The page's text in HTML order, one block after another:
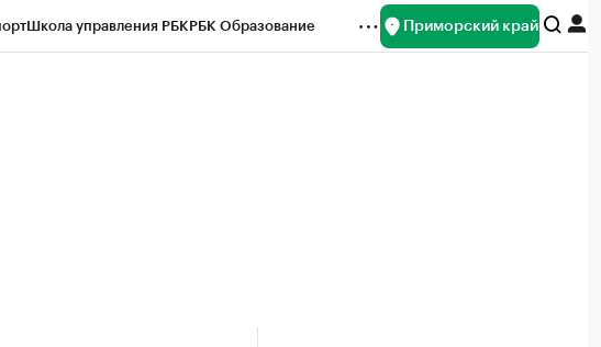
Школа управления РБКРБК Образование Приморский край